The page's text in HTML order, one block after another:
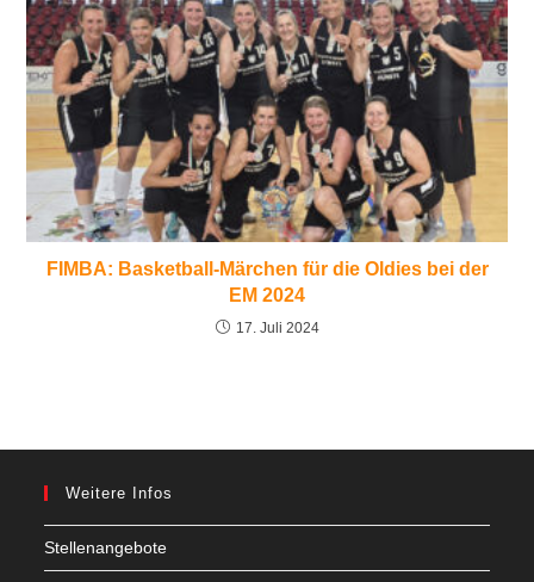
FIMBA: Basketball-Märchen für die Oldies bei der
EM 2024
17. Juli 2024
Weitere Infos
Stellenangebote